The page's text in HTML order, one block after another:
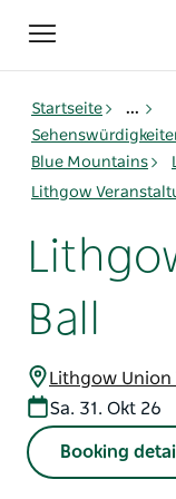
Toggle
navigation
Startseite
...
Blue Mountains
Lithgow
Ball
Lithgow Union
Sa. 31. Okt 26
Booking